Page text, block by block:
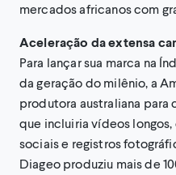
mercados africanos com
Aceleração da extensa
Para lançar sua marca na
da geração do milênio, a
produtora australiana para
que incluiria vídeos
sociais e registros
Diageo produziu mais de